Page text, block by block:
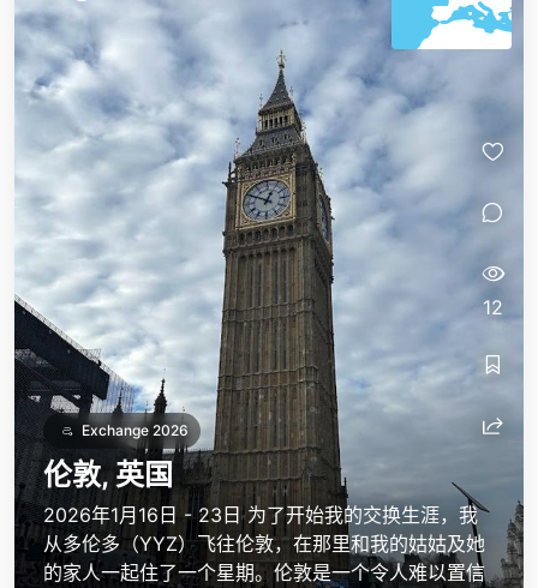
Exchange 2026
伦敦, 英国
2026年1月16日 - 23日 为了开始我的交换生涯，我
从多伦多（YYZ）飞往伦敦，在那里和我的姑姑及她
的家人一起住了一个星期。伦敦是一个令人难以置信
12